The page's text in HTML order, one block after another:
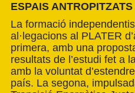
ESPAIS ANTROPITZATS
La formació
al·legacions al PLATER
primera, amb una
resultats de l’estudi fet a
amb la voluntat
país. La segona,